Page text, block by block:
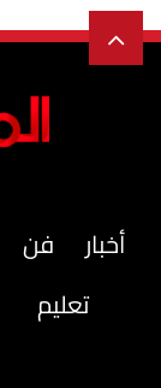
أخبار فن
تعليم